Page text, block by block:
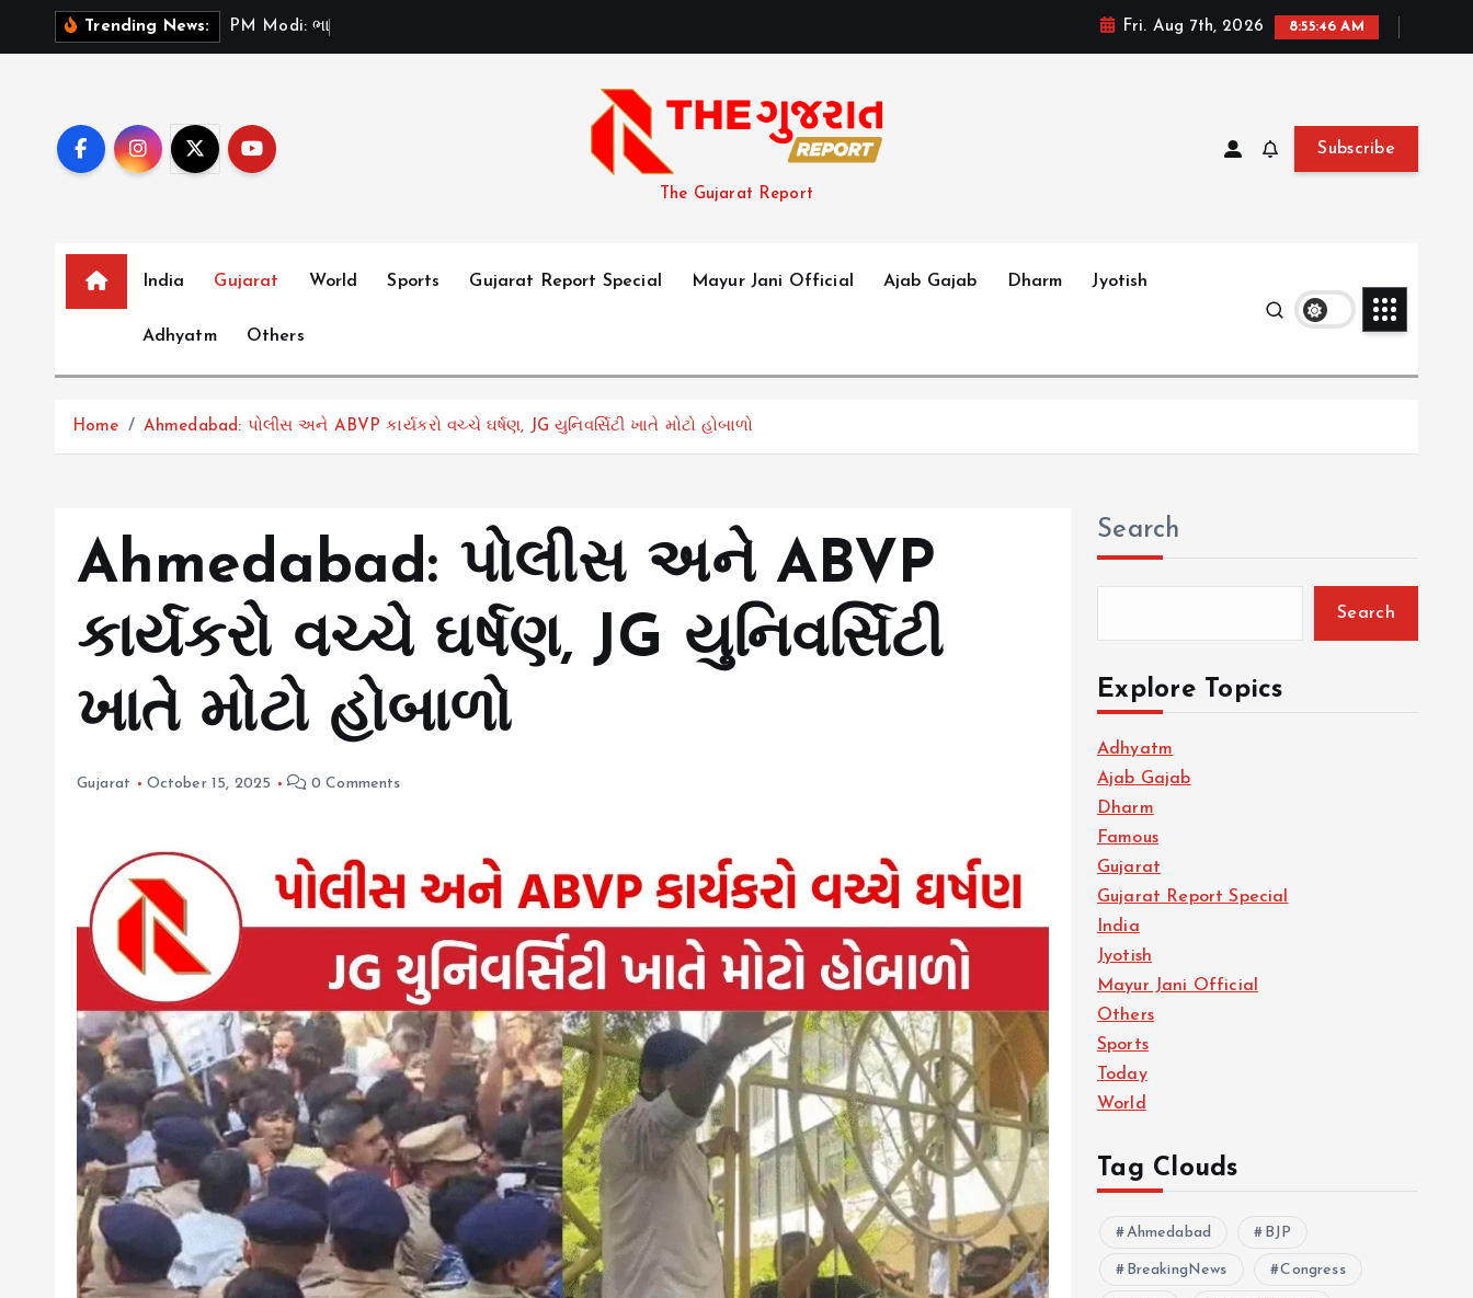
Trending News: P M M o d i: ભ Fri. Aug 7th, 2026 8:55:47 AM
The Gujarat Report
Subscribe
India Gujarat World Sports Gujarat Report Special Mayur Jani Official Ajab Gajab Dharm Jyotish
Adhyatm Others
Home Ahmedabad: પોલીસ અને ABVP કાર્યકરો વચ્ચે ઘર્ષણ, JG યુનિવર્સિટી ખાતે મોટો હોબાળો
Ahmedabad: પોલીસ અને ABVP
કાર્યકરો વચ્ચે ઘર્ષણ, JG યુનિવર્સિટી
ખાતે મોટો હોબાળો
Gujarat October 15, 2025 0 Comments
Search
Search
Explore Topics
Adhyatm
Ajab Gajab
Dharm
Famous
Gujarat
Gujarat Report Special
India
Jyotish
Mayur Jani Official
Others
Sports
Today
World
Tag Clouds
Ahmedabad BJP
BreakingNews Congress